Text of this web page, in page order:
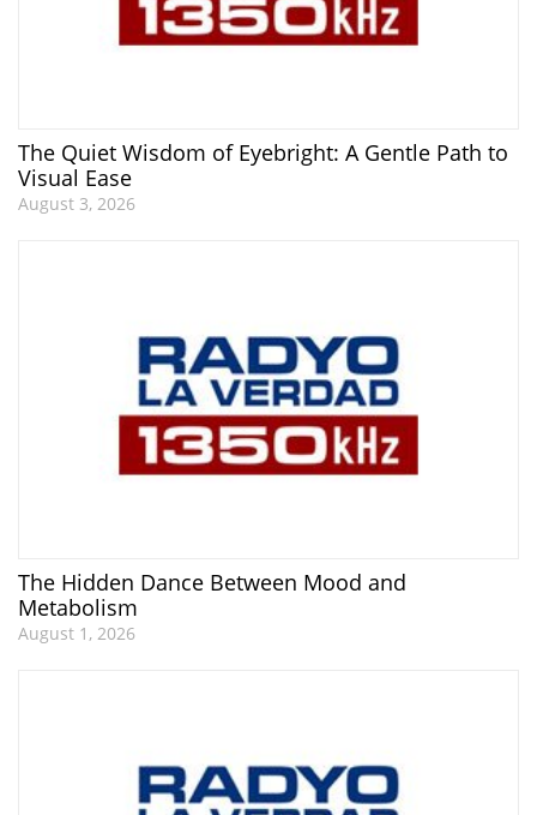
The Quiet Wisdom of Eyebright: A Gentle Path to
Visual Ease
August 3, 2026
The Hidden Dance Between Mood and
Metabolism
August 1, 2026